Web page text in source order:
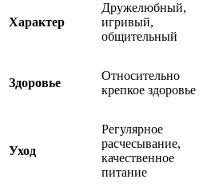
Характер
Дружелюбный,
игривый,
общительный
Здоровье
Относительно
крепкое здоровье
Уход
Регулярное
расчесывание,
качественное
питание